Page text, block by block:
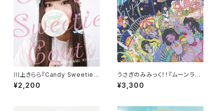
川上きらら『Candy Sweetie
Coat』(2ndAlbum)
¥2,200
うさぎのみみっく！！『ムーンライ
トストリート』（1stAlbum）
¥3,300